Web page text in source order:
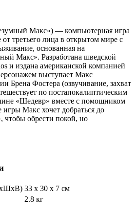
Макс») — компьютерная игра
третьего лица в открытом мире с
основанная на
Макс». Разработана шведской
и издана американской компанией
выступает Макс
Брена Фостера (озвучивание, захват
по постапокалиптическим
«Шедевр» вместе с помощником
Макс хочет добраться до
чтобы обрести покой, но
33 x 30 x 7 см
2.8 кг